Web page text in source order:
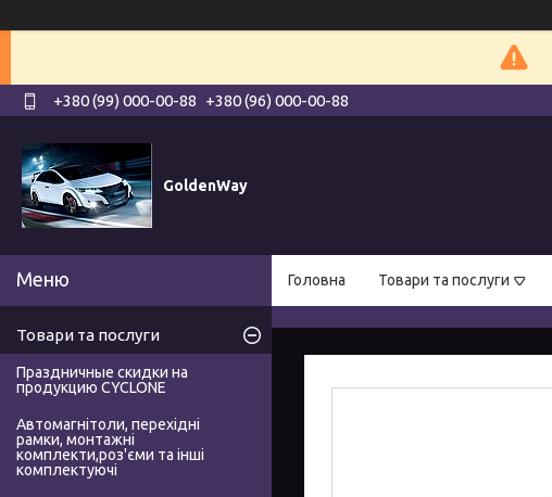
+380 (99) 000-00-88 +380 (96) 000-00-88
GoldenWay
Головна Товари та послуги
Товари та послуги
Праздничные скидки на
продукцию CYCLONE
Автомагнітоли, перехідні
рамки, монтажні
комплекти,роз'єми та інші
комплектуючі